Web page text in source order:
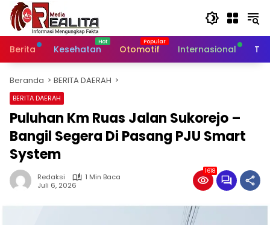
Langsung
konten
Berita
Kesehatan Otomotif Internasional
Beranda BERITA DAERAH
BERITA DAERAH
Puluhan Km Ruas Jalan Sukorejo –
Bangil Segera Di Pasang PJU Smart
System
Redaksi
1 Min Baca
Juli 6, 2026
1618